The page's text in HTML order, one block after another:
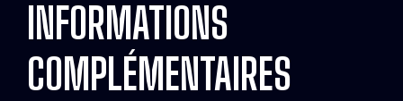
INFORMATIONS
COMPLÉMENTAIRES